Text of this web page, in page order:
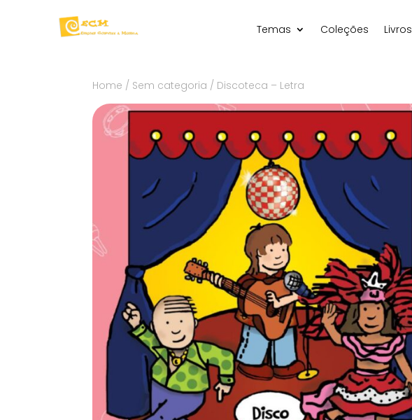
Temas Coleções Livros
Home / Sem categoria / Discoteca – Letra